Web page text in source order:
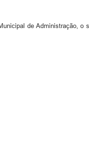
de Administração, o